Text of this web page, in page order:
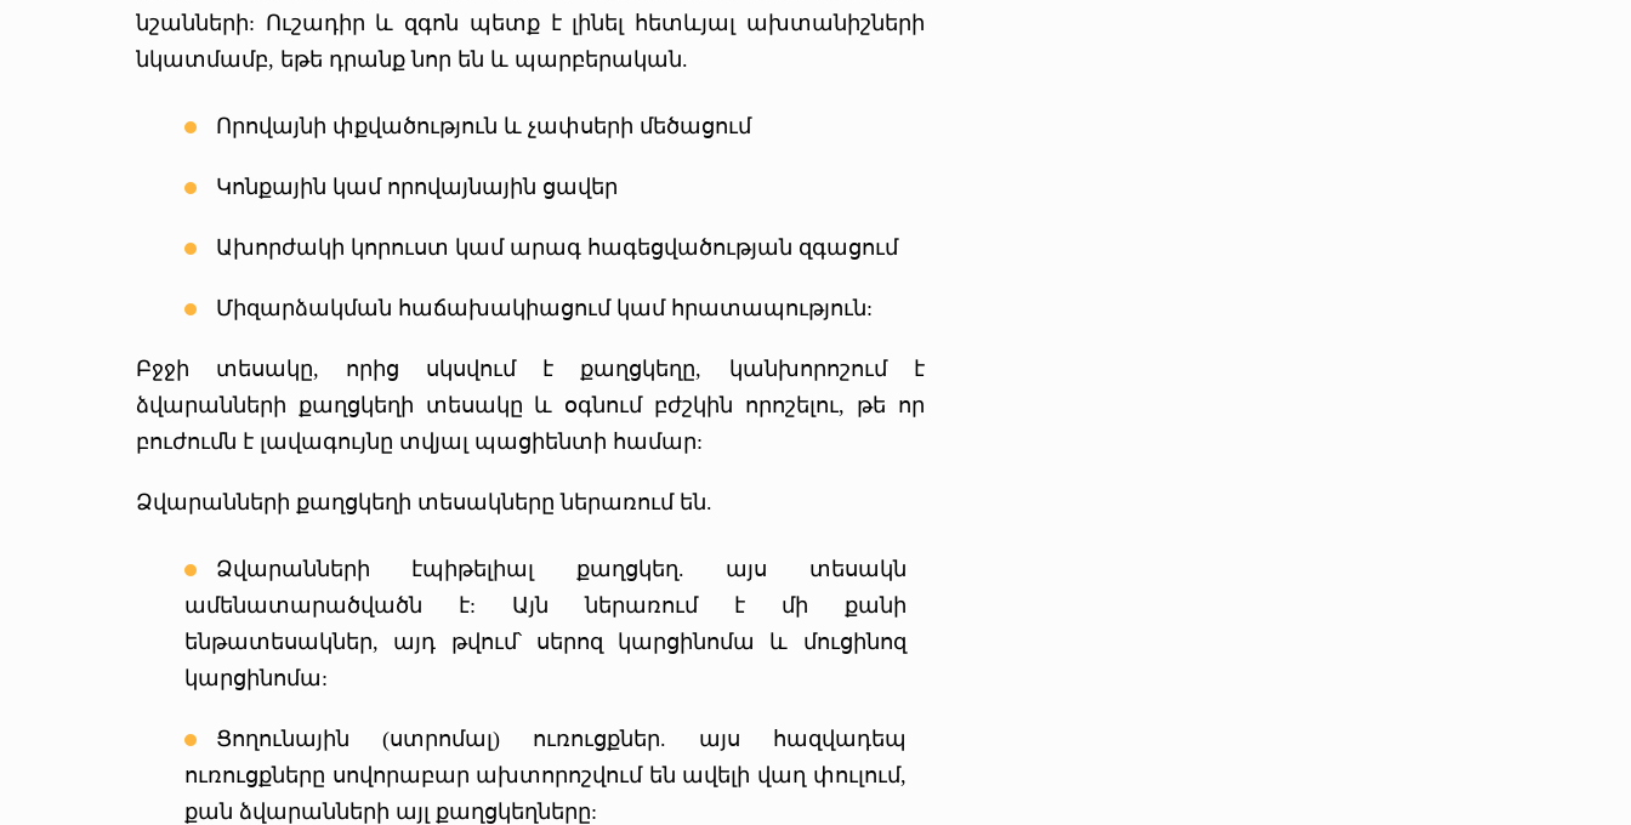
նշանների: Ուշադիր և զգոն պետք է լինել հետևյալ ախտանիշների
նկատմամբ, եթե դրանք նոր են և պարբերական.
Որովայնի փքվածություն և չափսերի մեծացում
Կոնքային կամ որովայնային ցավեր
Ախորժակի կորուստ կամ արագ հագեցվածության զգացում
Միզարձակման հաճախակիացում կամ հրատապություն:
Բջջի տեսակը, որից սկսվում է քաղցկեղը, կանխորոշում է
ձվարանների քաղցկեղի տեսակը և օգնում բժշկին որոշելու, թե որ
բուժումն է լավագույնը տվյալ պացիենտի համար:
Ձվարանների քաղցկեղի տեսակները ներառում են.
Ձվարանների էպիթելիալ քաղցկեղ. այս տեսակն
ամենատարածվածն է: Այն ներառում է մի քանի
ենթատեսակներ, այդ թվում՝ սերոզ կարցինոմա և մուցինոզ
կարցինոմա:
Ցողունային (ստրոմալ) ուռուցքներ. այս հազվադեպ
ուռուցքները սովորաբար ախտորոշվում են ավելի վաղ փուլում,
քան ձվարանների այլ քաղցկեղները: